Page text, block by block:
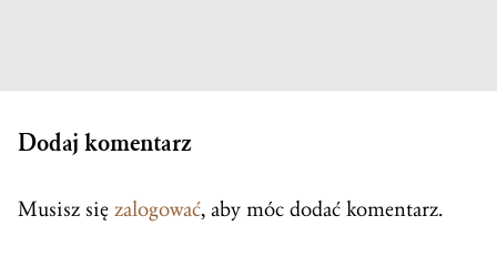
Dodaj komentarz
Musisz się zalogować, aby móc dodać komentarz.